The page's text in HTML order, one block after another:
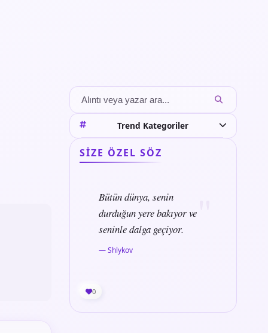
Trend Kategoriler
SIZE ÖZEL SÖZ
Bütün dünya, senin
durduğun yere bakıyor ve
seninle dalga geçiyor.
— Shlykov
0